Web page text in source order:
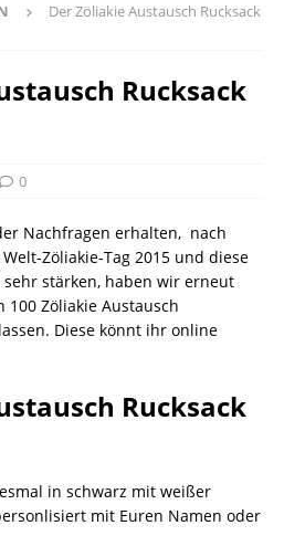
Der Zöliakie Austausch Rucksack
Rucksack
0
Nachfragen erhalten, nach
Zöliakie-Tag 2015 und diese
stärken, haben wir erneut
Zöliakie Austausch
Diese könnt ihr online
Rucksack
in schwarz mit weißer
mit Euren Namen oder